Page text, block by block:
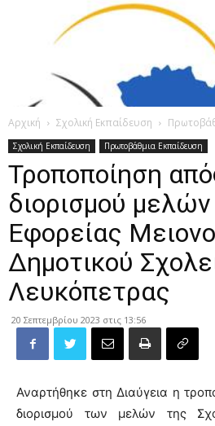
Αρχική Σχολική Εκπαίδευση
Σχολική Εκπαίδευση Πρωτοβάθμια Εκπαίδευση
Τροποποίηση
διορισμού
Εφορείας
Δημοτικού
Λευκόπετρας
20 Σεπτεμβρίου 2023 στις 13:56
Αναρτήθηκε στη Διαύγεια η
διορισμού των μελών της